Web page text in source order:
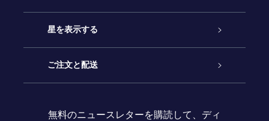
お問い合わせ
ブログ
Online Starギフト
OSRギフトパック
星を表示する
星の登録
ご注文と配送
無料のニュースレターを購読して、ディ